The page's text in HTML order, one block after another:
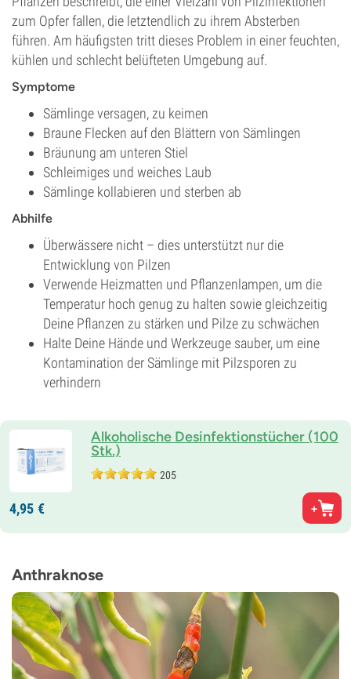
zum Opfer fallen, die letztendlich zu ihrem Absterben
führen. Am häufigsten tritt dieses Problem in einer feuchten,
kühlen und schlecht belüfteten Umgebung auf.
Symptome
Sämlinge versagen, zu keimen
Braune Flecken auf den Blättern von Sämlingen
Bräunung am unteren Stiel
Schleimiges und weiches Laub
Sämlinge kollabieren und sterben ab
Abhilfe
Überwässere nicht – dies unterstützt nur die
Entwicklung von Pilzen
Verwende Heizmatten und Pflanzenlampen, um die
Temperatur hoch genug zu halten sowie gleichzeitig
Deine Pflanzen zu stärken und Pilze zu schwächen
Halte Deine Hände und Werkzeuge sauber, um eine
Kontamination der Sämlinge mit Pilzsporen zu
verhindern
Alkoholische Desinfektionstücher (100
Stk.)
205
4,95 €
Anthraknose